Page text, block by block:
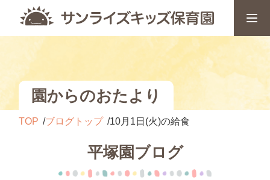
園からのおたより
TOP ブログトップ 10月1日(火)の給食
平塚園ブログ